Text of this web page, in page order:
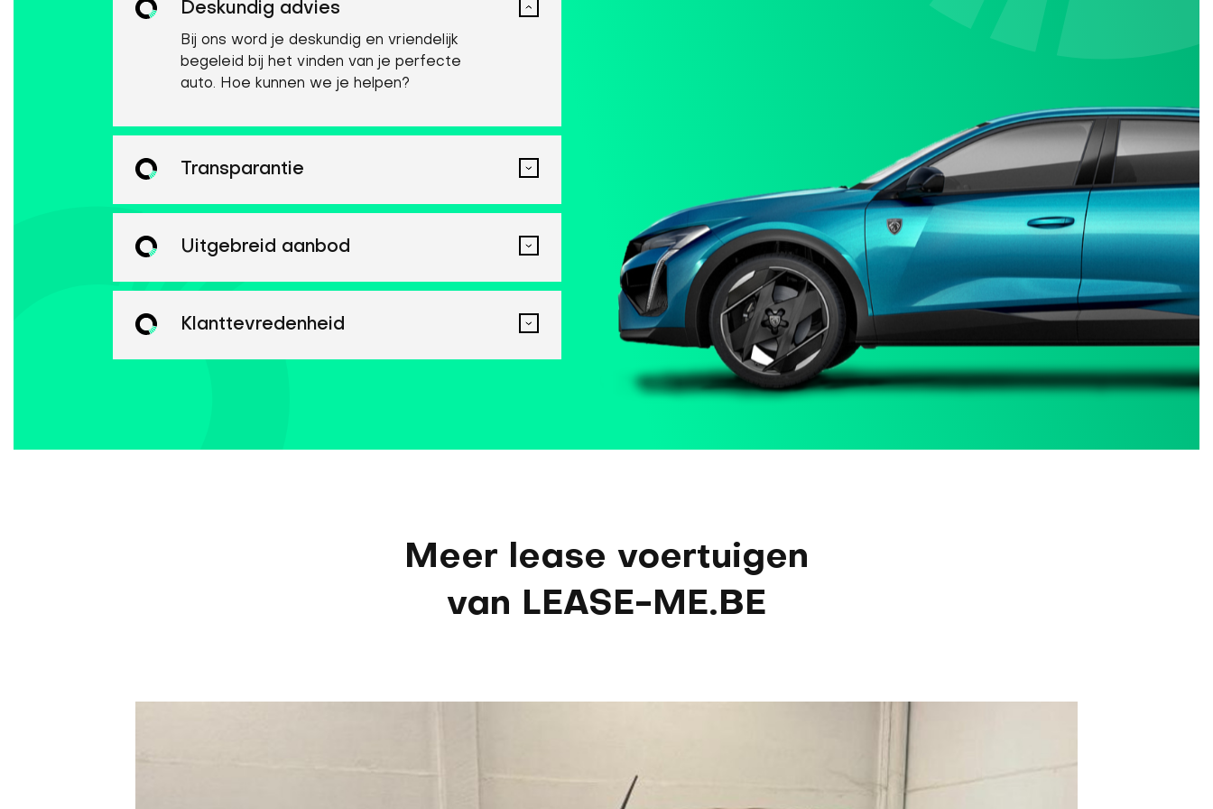
Deskundig advies
Bij ons word je deskundig en vriendelijk
begeleid bij het vinden van je perfecte
auto. Hoe kunnen we je helpen?
Transparantie
Uitgebreid aanbod
Klanttevredenheid
Meer lease voertuigen
van LEASE-ME.BE